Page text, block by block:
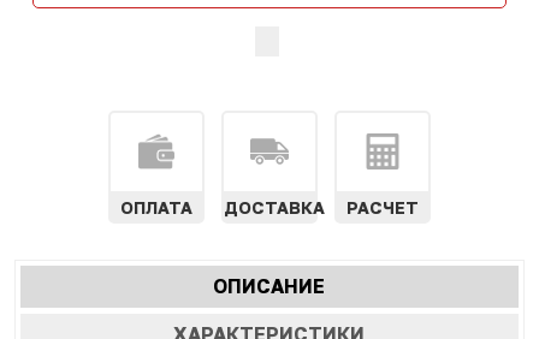
ОПЛАТА ДОСТАВКА РАСЧЕТ
Характеристики
табы
ОПИСАНИЕ
ВКЛАДКА)
ХАРАКТЕРИСТИКИ